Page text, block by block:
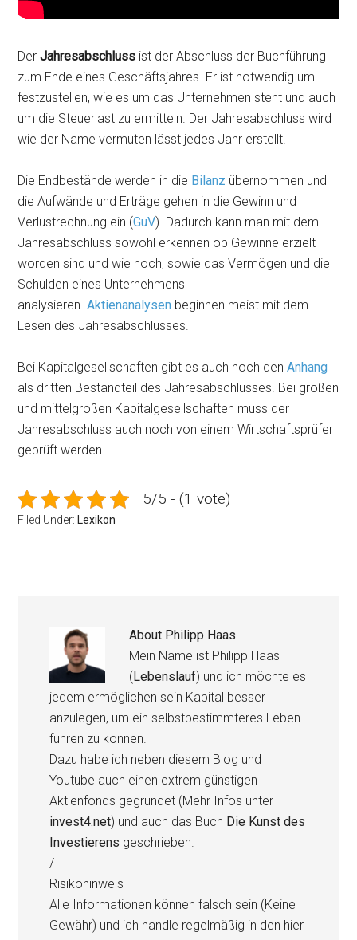
DerJahresabschluss ist der Abschluss der Buchführung
zum Ende eines Geschäftsjahres. Er ist notwendig um
festzustellen, wie es um das Unternehmen steht und auch
um die Steuerlast zu ermitteln. Der Jahresabschluss wird
wie der Name vermuten lässt jedes Jahr erstellt.
Die Endbestände werden in die Bilanz übernommen und
die Aufwände und Erträge gehen in die Gewinn und
Verlustrechnung ein (GuV). Dadurch kann man mit dem
Jahresabschluss sowohl erkennen ob Gewinne erzielt
worden sind und wie hoch, sowie das Vermögen und die
Schulden eines Unternehmens
analysieren.Aktienanalysen beginnen meist mit dem
Lesen des Jahresabschlusses.
Bei Kapitalgesellschaften gibt es auch noch denAnhang
als dritten Bestandteil des Jahresabschlusses. Bei großen
und mittelgroßen Kapitalgesellschaften muss der
Jahresabschluss auch noch von einem Wirtschaftsprüfer
geprüft werden.
5/5 - (1 vote)
Filed Under: Lexikon
About Philipp Haas
Mein Name ist Philipp Haas
(Lebenslauf) und ich möchte es
jedem ermöglichen sein Kapital besser
anzulegen, um ein selbstbestimmteres Leben
führen zu können.
Dazu habe ich neben diesem Blog und
Youtube auch einen extrem günstigen
Aktienfonds gegründet (Mehr Infos unter
invest4.net) und auch das Buch Die Kunst des
Investierens geschrieben.
/
Risikohinweis
Alle Informationen können falsch sein (Keine
Gewähr) und ich handle regelmäßig in den hier